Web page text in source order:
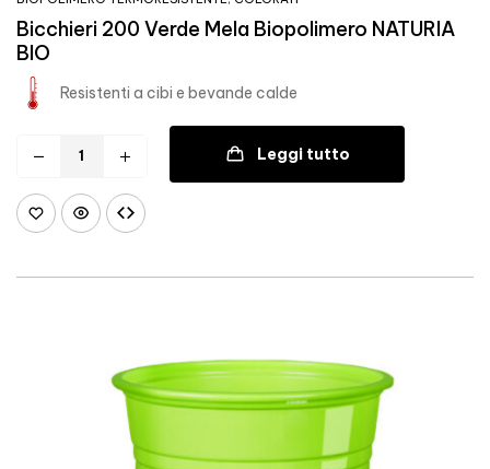
Bicchieri 200 Verde Mela Biopolimero NATURIA
BIO
Resistenti a cibi e bevande calde
Leggi tutto